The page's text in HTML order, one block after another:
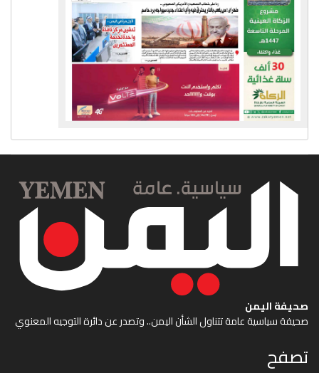
صحيفة اليمن
صحيفة سياسية عامة تتناول الشأن اليمن.. وتصدر عن دائرة التوجيه المعنوي
تصفح